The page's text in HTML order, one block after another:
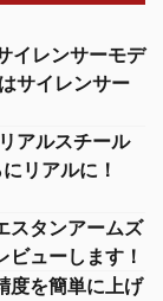
イレンサーモデ
サイレンサー
アルスチール
リアルに！
スタンアームズ
ューします！
度を簡単に上げ